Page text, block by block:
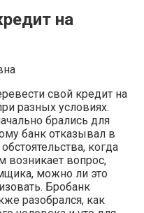
на
свой кредит на
разных условиях.
брались для
банк отказывал в
когда
возникает вопрос,
можно ли это
Бробанк
разобрался, как